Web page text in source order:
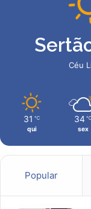
n
Céu
31 ℃
qui
34 ℃
sex
Popular